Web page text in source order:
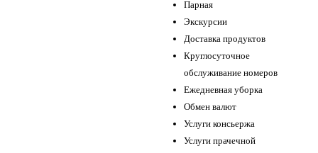
Парная
Экскурсии
Доставка продуктов
Круглосуточное
обслуживание номеров
Ежедневная уборка
Обмен валют
Услуги консьержа
Услуги прачечной